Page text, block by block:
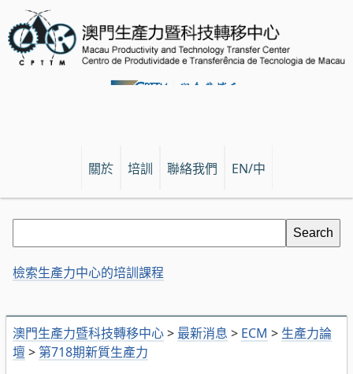
關於 培訓 聯絡我們 EN/中
澳門生產力暨科技轉移中心> 最新消息 > ECM > 生產力論
壇> 第718期新質生產力
檢索生產力中心的培訓課程